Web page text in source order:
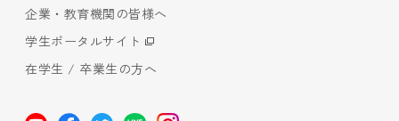
企業・教育機関の皆様へ
学生ポータルサイト
在学生 / 卒業生の方へ